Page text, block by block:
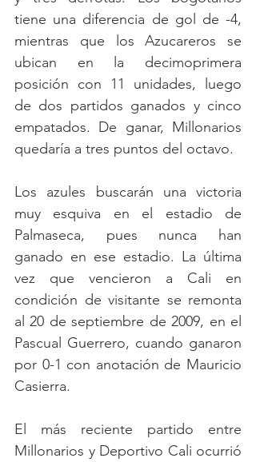
tiene una diferencia de gol de -4,
mientras que los Azucareros se
ubican en la decimoprimera
posición con 11 unidades, luego
de dos partidos ganados y cinco
empatados. De ganar, Millonarios
quedaría a tres puntos del octavo.
Los azules buscarán una victoria
muy esquiva en el estadio de
Palmaseca, pues nunca han
ganado en ese estadio. La última
vez que vencieron a Cali en
condición de visitante se remonta
al 20 de septiembre de 2009, en el
Pascual Guerrero, cuando ganaron
por 0-1 con anotación de Mauricio
Casierra.
El más reciente partido entre
Millonarios y Deportivo Cali ocurrió